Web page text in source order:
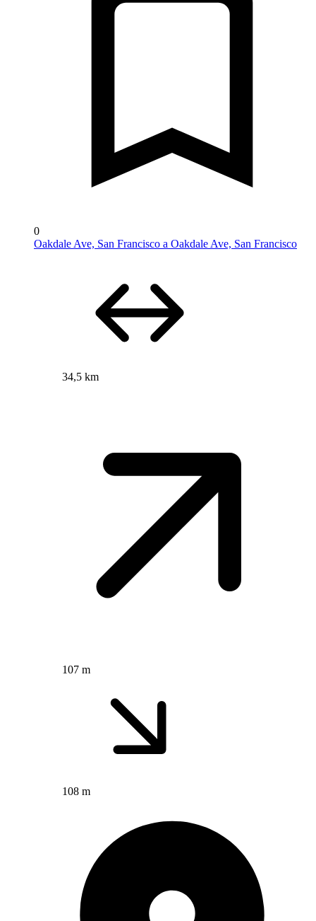
0
Oakdale Ave, San Francisco a Oakdale Ave, San Francisco
34,5 km
107 m
108 m